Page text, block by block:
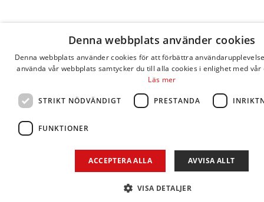
Denna webbplats använder cookies
Denna webbplats använder cookies för att förbättra
använda vår webbplats samtycker du till alla cookies i enlighet med vår
Läs mer
STRIKT NÖDVÄNDIGT PRESTANDA
FUNKTIONER
ACCEPTERA ALLA AVVISA ALLT
VISA DETALJER